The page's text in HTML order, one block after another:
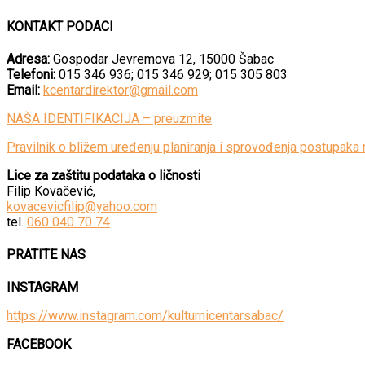
KONTAKT PODACI
Adresa: Gospodar Jevremova 12, 15000 Šabac
Telefoni: 015 346 936; 015 346 929; 015 305 803
Email: kcentardirektor@gmail.com
NAŠA IDENTIFIKACIJA – preuzmite
Pravilnik o bližem uređenju planiranja i sprovođenja
Lice za zaštitu podataka o ličnosti
Filip Kovačević,
kovacevicfilip@yahoo.com
tel. 060 040 70 74
PRATITE NAS
INSTAGRAM
https://www.instagram.com/kulturnicentarsabac/
FACEBOOK